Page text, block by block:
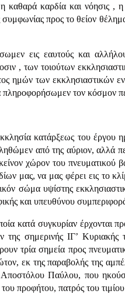
καρδία και νόησις ,
προς το θείον
εις εαυτούς και
, των τοιούτων
ημών των εκκλησιαστικών
τον κόσμον
κατάρξεως του έργου
από της αύριον, αλλά
χώρον του
μας, να μας φέρει εις το
σώμα υψίστης
και υπευθύνου
κατά συγκυρίαν έρχονται
σημερινής ΙΓ’
τρία σημεία προς
εκ της παραβολής της
Παύλου, που
προφήτου, πατρός του